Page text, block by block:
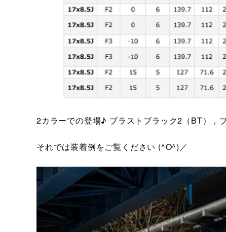
2カラーでの登場♪ ブラストブラック2（BT），
それでは装着例をご覧ください (^O^)／